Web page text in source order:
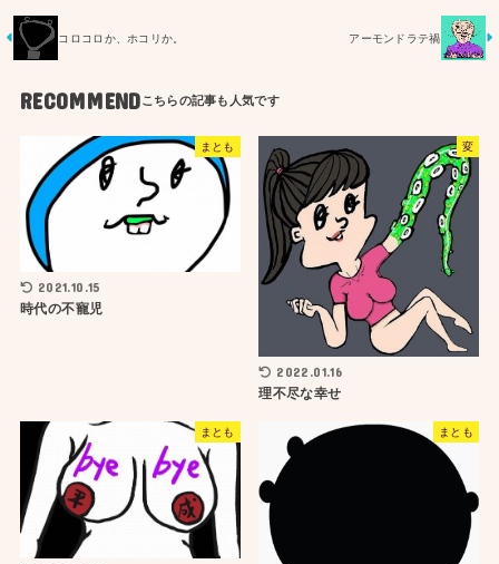
コロコロか、ホコリか。 アーモンドラテ禍
RECOMMEND
まとも
2021.10.15
時代の不寵児
変
2022.01.16
理不尽な幸せ
まとも まとも